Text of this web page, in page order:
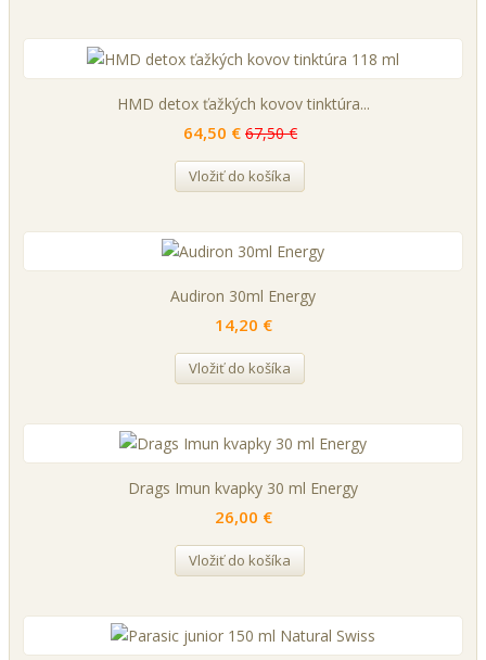
HMD detox ťažkých kovov tinktúra...
64,50 € 67,50 €
Vložiť do košíka
Audiron 30ml Energy
14,20 €
Vložiť do košíka
Drags Imun kvapky 30 ml Energy
26,00 €
Vložiť do košíka